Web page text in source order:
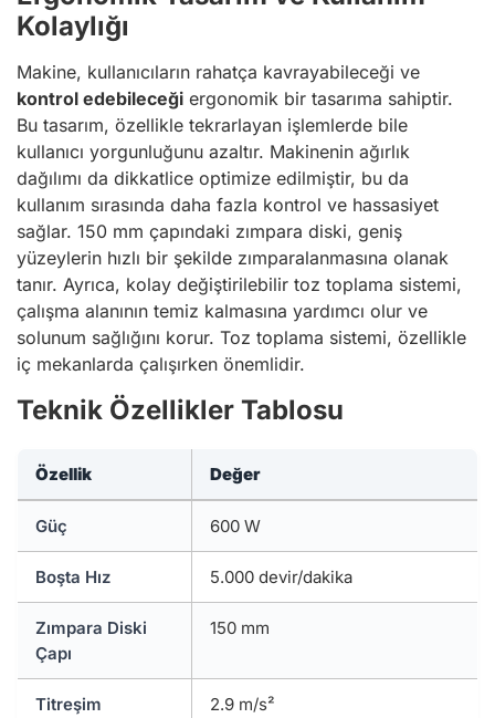
Kolaylığı
Makine, kullanıcıların rahatça kavrayabileceği ve
kontrol edebileceği ergonomik bir tasarıma sahiptir.
Bu tasarım, özellikle tekrarlayan işlemlerde bile
kullanıcı yorgunluğunu azaltır. Makinenin ağırlık
dağılımı da dikkatlice optimize edilmiştir, bu da
kullanım sırasında daha fazla kontrol ve hassasiyet
sağlar. 150 mm çapındaki zımpara diski, geniş
yüzeylerin hızlı bir şekilde zımparalanmasına olanak
tanır. Ayrıca, kolay değiştirilebilir toz toplama sistemi,
çalışma alanının temiz kalmasına yardımcı olur ve
solunum sağlığını korur. Toz toplama sistemi, özellikle
iç mekanlarda çalışırken önemlidir.
Teknik Özellikler Tablosu
Özellik Değer
Güç 600 W
Boşta Hız 5.000 devir/dakika
Zımpara Diski
Çapı
150 mm
Titreşim
2.9 m/s²